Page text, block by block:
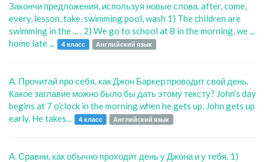
Закончи предложения, используя новые слова. after, come,
every, lesson, take, swimming pool, wash 1) The children are
swimming in the ... . 2) We go to school at 8 in the morning, we ...
home late ...
4 класс Английский язык
A. Прочитай про себя, как Джон Баркер проводит свой день.
Какое заглавие можно было бы дать этому тексту? John’s day
begins at 7 o’clock in the morning when he gets up. John gets up
early. He takes...
4 класс Английский язык
А. Сравни, как обычно проходит день у Джона и у тебя. 1)